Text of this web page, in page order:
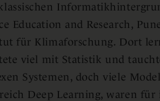
Education and Research,
für Klimaforschung. Dort
viel mit Statistik und
Systemen, doch viele
Deep Learning, waren